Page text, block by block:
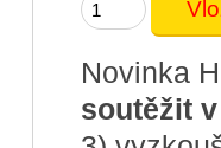
Novinka
soutěžit